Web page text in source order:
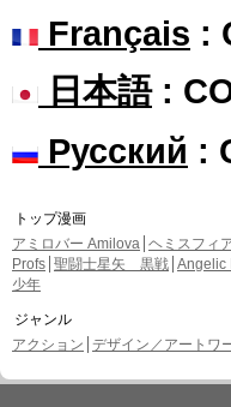
Français :
日本語:
Русский :
トップ漫画
アミロバー Amilova ヘミスフィ
Profs 聖闘士星矢 黒戦 Angelic
少年
ジャンル
アクション デザイン／アートワ